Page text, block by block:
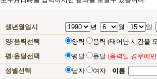
생년월일시 년 월 일
양/음력선택
양력 음력 (태어난 시간을
평/윤달선택
평달 윤달 (음력일 경우에
성별선택
남자 여자 이름